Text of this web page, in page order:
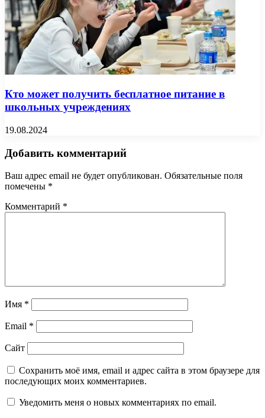
Кто может получить бесплатное питание в
школьных учреждениях
19.08.2024
Добавить комментарий
Ваш адрес email не будет опубликован. Обязательные поля
помечены *
Комментарий *
Имя *
Email *
Сайт
Сохранить моё имя, email и адрес сайта в этом браузере для
последующих моих комментариев.
Уведомить меня о новых комментариях по email.